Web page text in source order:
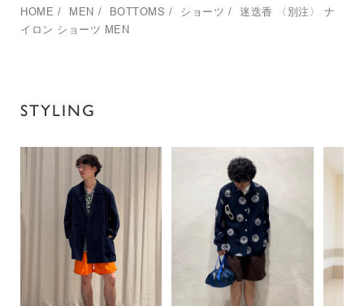
HOME / MEN / BOTTOMS / ショーツ / 迷迭香
〈別注〉 ナ
イロン ショーツ MEN
STYLING